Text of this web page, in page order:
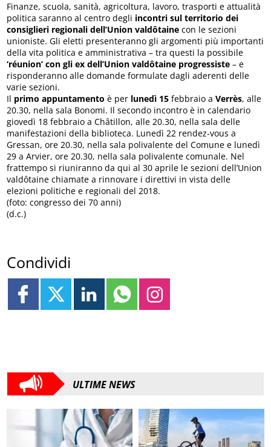
Finanze, scuola, sanità, agricoltura, lavoro, trasporti e attualità
politica saranno al centro degli incontri sul territorio dei
consiglieri regionali dell’Union valdôtaine con le sezioni
unioniste. Gli eletti presenteranno gli argomenti più importanti
della vita politica e amministrativa – tra questi la possibile
‘réunion’ con gli ex dell’Union valdôtaine progressiste – e
risponderanno alle domande formulate dagli aderenti delle
varie sezioni.
Il primo appuntamento è per lunedì 15 febbraio aVerrès, alle
20.30, nella sala Bonomi. Il secondo incontro è in calendario
giovedì 18 febbraio a Châtillon, alle 20.30, nella sala delle
manifestazioni della biblioteca. Lunedì 22 rendez-vous a
Gressan, ore 20.30, nella sala polivalente del Comune e lunedì
29 a Arvier, ore 20.30, nella sala polivalente comunale. Nel
frattempo si riuniranno da qui al 30 aprile le sezioni dell’Union
valdôtaine chiamate a rinnovare i direttivi in vista delle
elezioni politiche e regionali del 2018.
(foto: congresso dei 70 anni)
(d.c.)
Condividi
ULTIME NEWS